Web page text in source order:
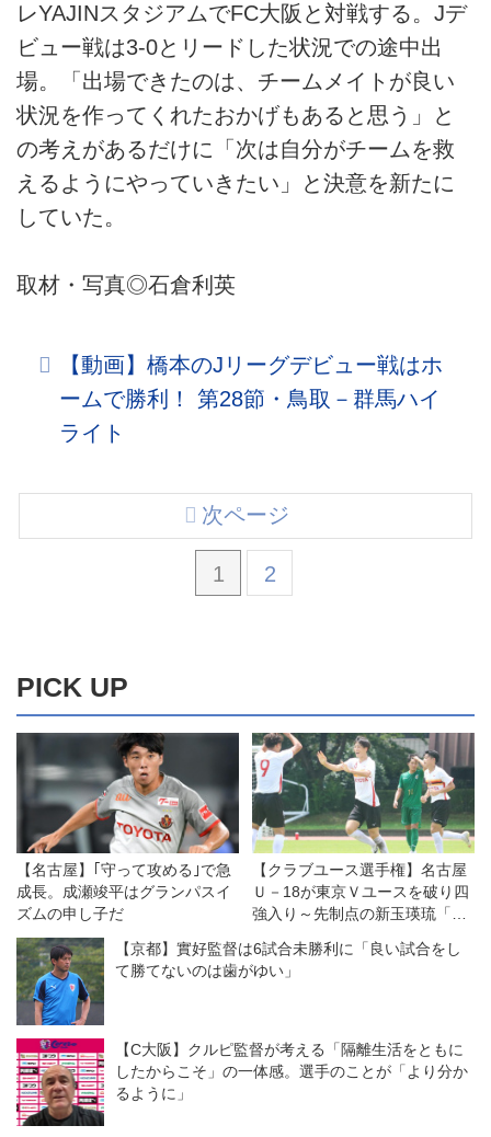
レYAJINスタジアムでFC大阪と対戦する。Jデ
ビュー戦は3-0とリードした状況での途中出
場。「出場できたのは、チームメイトが良い
状況を作ってくれたおかげもあると思う」と
の考えがあるだけに「次は自分がチームを救
えるようにやっていきたい」と決意を新たに
していた。
取材・写真◎石倉利英
【動画】橋本のJリーグデビュー戦はホ
ームで勝利！ 第28節・鳥取－群馬ハイ
ライト
1 2
次ページ
PICK UP
【名古屋】｢守って攻める｣で急
成長。成瀬竣平はグランパスイ
ズムの申し子だ
【クラブユース選手権】名古屋
Ｕ－18が東京Ｖユースを破り四
強入り～先制点の新玉瑛琉「全
【京都】實好監督は6試合未勝利に「良い試合をし
て勝てないのは歯がゆい」
【C大阪】クルピ監督が考える「隔離生活をともに
したからこそ」の一体感。選手のことが「より分か
るように」